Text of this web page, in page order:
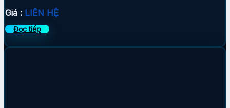
Giá : LIÊN HỆ
Đọc tiếp